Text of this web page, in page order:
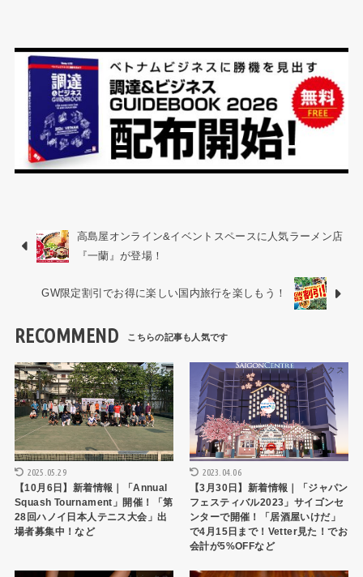
高島屋オンライン&イベントスペースに人気ラーメン店
『一蘭』が登場！
GW限定割引でお得に楽しい国内旅行を楽しもう！
RECOMMEND
トピックス
2025.05.29
【10月6日】新着情報｜「Annual
Squash Tournament」開催！「第
28回ハノイ日本人テニス大会」出
場者募集中！など
トピックス
2023.04.06
【3月30日】新着情報｜「ジャパン
フェスティバル2023」サイゴンセ
ンターで開催！「居酒屋いけだ」
で4月15日まで！Vetter見た！でお
会計が5%OFFなど